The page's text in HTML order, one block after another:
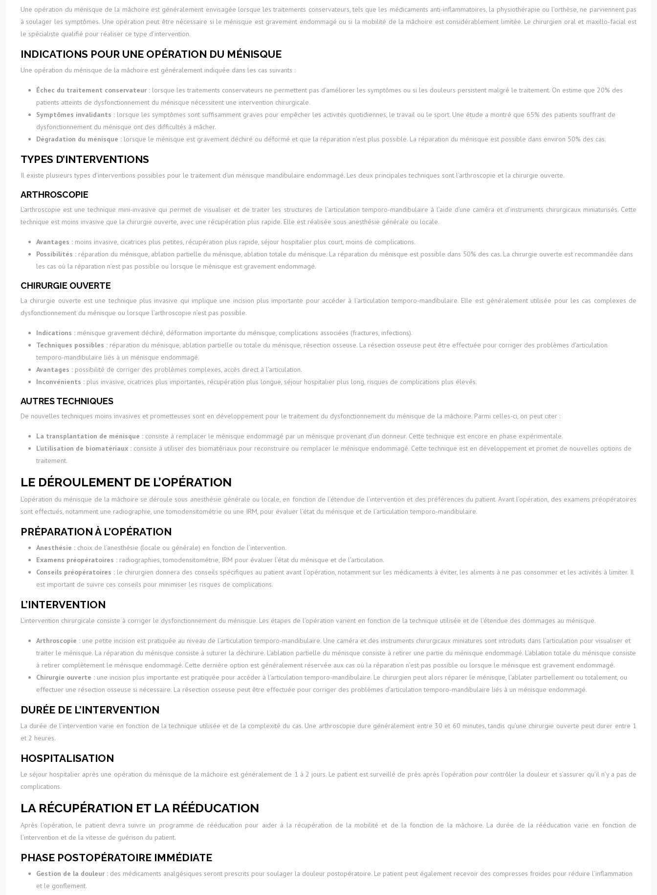
Une opération du ménisque de la mâchoire est généralement envisagée lorsque les traitements conservateurs, tels que les médicaments anti-inflammatoires, la physiothérapie ou l’orthèse, ne parviennent pas
à soulager les symptômes. Une opération peut être nécessaire si le ménisque est gravement endommagé ou si la mobilité de la mâchoire est considérablement limitée. Le chirurgien oral et maxillo-facial est
le spécialiste qualifié pour réaliser ce type d’intervention.
INDICATIONS POUR UNE OPÉRATION DU MÉNISQUE
Une opération du ménisque de la mâchoire est généralement indiquée dans les cas suivants :
Échec du traitement conservateur : lorsque les traitements conservateurs ne permettent pas d’améliorer les symptômes ou si les douleurs persistent malgré le traitement. On estime que 20% des
patients atteints de dysfonctionnement du ménisque nécessitent une intervention chirurgicale.
Symptômes invalidants : lorsque les symptômes sont suffisamment graves pour empêcher les activités quotidiennes, le travail ou le sport. Une étude a montré que 65% des patients souffrant de
dysfonctionnement du ménisque ont des difficultés à mâcher.
Dégradation du ménisque : lorsque le ménisque est gravement déchiré ou déformé et que la réparation n’est plus possible. La réparation du ménisque est possible dans environ 50% des cas.
TYPES D’INTERVENTIONS
Il existe plusieurs types d’interventions possibles pour le traitement d’un ménisque mandibulaire endommagé. Les deux principales techniques sont l’arthroscopie et la chirurgie ouverte.
ARTHROSCOPIE
L’arthroscopie est une technique mini-invasive qui permet de visualiser et de traiter les structures de l’articulation temporo-mandibulaire à l’aide d’une caméra et d’instruments chirurgicaux miniaturisés. Cette
technique est moins invasive que la chirurgie ouverte, avec une récupération plus rapide. Elle est réalisée sous anesthésie générale ou locale.
Avantages : moins invasive, cicatrices plus petites, récupération plus rapide, séjour hospitalier plus court, moins de complications.
Possibilités : réparation du ménisque, ablation partielle du ménisque, ablation totale du ménisque. La réparation du ménisque est possible dans 50% des cas. La chirurgie ouverte est recommandée dans
les cas où la réparation n’est pas possible ou lorsque le ménisque est gravement endommagé.
CHIRURGIE OUVERTE
La chirurgie ouverte est une technique plus invasive qui implique une incision plus importante pour accéder à l’articulation temporo-mandibulaire. Elle est généralement utilisée pour les cas complexes de
dysfonctionnement du ménisque ou lorsque l’arthroscopie n’est pas possible.
Indications : ménisque gravement déchiré, déformation importante du ménisque, complications associées (fractures, infections).
Techniques possibles : réparation du ménisque, ablation partielle ou totale du ménisque, résection osseuse. La résection osseuse peut être effectuée pour corriger des problèmes d’articulation
temporo-mandibulaire liés à un ménisque endommagé.
Avantages : possibilité de corriger des problèmes complexes, accès direct à l’articulation.
Inconvénients : plus invasive, cicatrices plus importantes, récupération plus longue, séjour hospitalier plus long, risques de complications plus élevés.
AUTRES TECHNIQUES
De nouvelles techniques moins invasives et prometteuses sont en développement pour le traitement du dysfonctionnement du ménisque de la mâchoire. Parmi celles-ci, on peut citer :
La transplantation de ménisque : consiste à remplacer le ménisque endommagé par un ménisque provenant d’un donneur. Cette technique est encore en phase expérimentale.
L’utilisation de biomatériaux : consiste à utiliser des biomatériaux pour reconstruire ou remplacer le ménisque endommagé. Cette technique est en développement et promet de nouvelles options de
traitement.
LE DÉROULEMENT DE L’OPÉRATION
L’opération du ménisque de la mâchoire se déroule sous anesthésie générale ou locale, en fonction de l’étendue de l’intervention et des préférences du patient. Avant l’opération, des examens préopératoires
sont effectués, notamment une radiographie, une tomodensitométrie ou une IRM, pour évaluer l’état du ménisque et de l’articulation temporo-mandibulaire.
PRÉPARATION À L’OPÉRATION
Anesthésie : choix de l’anesthésie (locale ou générale) en fonction de l’intervention.
Examens préopératoires : radiographies, tomodensitométrie, IRM pour évaluer l’état du ménisque et de l’articulation.
Conseils préopératoires : le chirurgien donnera des conseils spécifiques au patient avant l’opération, notamment sur les médicaments à éviter, les aliments à ne pas consommer et les activités à limiter. Il
est important de suivre ces conseils pour minimiser les risques de complications.
L’INTERVENTION
L’intervention chirurgicale consiste à corriger le dysfonctionnement du ménisque. Les étapes de l’opération varient en fonction de la technique utilisée et de l’étendue des dommages au ménisque.
Arthroscopie : une petite incision est pratiquée au niveau de l’articulation temporo-mandibulaire. Une caméra et des instruments chirurgicaux miniatures sont introduits dans l’articulation pour visualiser et
traiter le ménisque. La réparation du ménisque consiste à suturer la déchirure. L’ablation partielle du ménisque consiste à retirer une partie du ménisque endommagé. L’ablation totale du ménisque consiste
à retirer complètement le ménisque endommagé. Cette dernière option est généralement réservée aux cas où la réparation n’est pas possible ou lorsque le ménisque est gravement endommagé.
Chirurgie ouverte : une incision plus importante est pratiquée pour accéder à l’articulation temporo-mandibulaire. Le chirurgien peut alors réparer le ménisque, l’ablater partiellement ou totalement, ou
effectuer une résection osseuse si nécessaire. La résection osseuse peut être effectuée pour corriger des problèmes d’articulation temporo-mandibulaire liés à un ménisque endommagé.
DURÉE DE L’INTERVENTION
La durée de l’intervention varie en fonction de la technique utilisée et de la complexité du cas. Une arthroscopie dure généralement entre 30 et 60 minutes, tandis qu’une chirurgie ouverte peut durer entre 1
et 2 heures.
HOSPITALISATION
Le séjour hospitalier après une opération du ménisque de la mâchoire est généralement de 1 à 2 jours. Le patient est surveillé de près après l’opération pour contrôler la douleur et s’assurer qu’il n’y a pas de
complications.
LA RÉCUPÉRATION ET LA RÉÉDUCATION
Après l’opération, le patient devra suivre un programme de rééducation pour aider à la récupération de la mobilité et de la fonction de la mâchoire. La durée de la rééducation varie en fonction de
l’intervention et de la vitesse de guérison du patient.
PHASE POSTOPÉRATOIRE IMMÉDIATE
Gestion de la douleur : des médicaments analgésiques seront prescrits pour soulager la douleur postopératoire. Le patient peut également recevoir des compresses froides pour réduire l’inflammation
et le gonflement.